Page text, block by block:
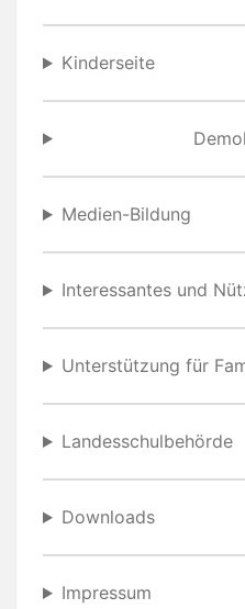
Kinderseite
Medien-Bildung
Interessantes und
Unterstützung für
Landesschulbehörde
Downloads
Impressum